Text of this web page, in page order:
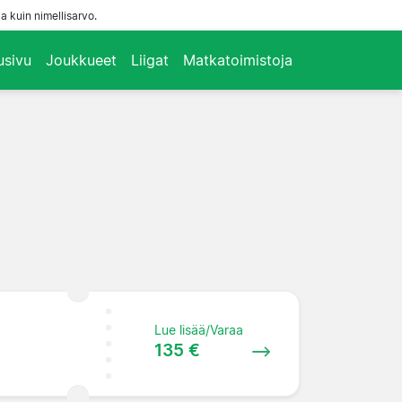
kuin nimellisarvo.
Joukkueet Liigat Matkatoimistoja
Lue lisää/Varaa
135 €